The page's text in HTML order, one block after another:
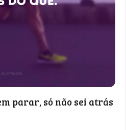
parar, só não sei atrás